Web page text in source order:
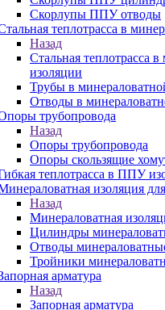
Скорлупы ППУ отводы
теплотрасса в
Назад
Стальная теплотрасса
изоляции
Трубы в
Отводы в
трубопровода
Назад
Опоры трубопровода
Опоры скользящие
теплотрасса в ППУ
изоляция
Назад
Минераловатная
Цилиндры
Отводы
Тройники
арматура
Назад
Запорная арматура